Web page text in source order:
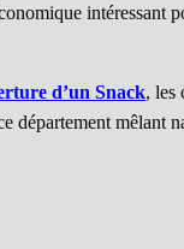
intéressant
d’un Snack, les
département mêlant